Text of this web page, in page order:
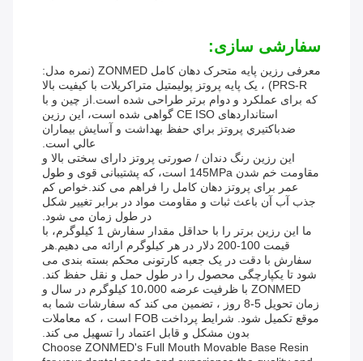
سفارشی سازی:
معرفی رزین پایه متحرک دهان کامل ZONMED (نمره مدل:
PRS-R) ، یک پایه پروتز پولیمتیل متراکریلات با کیفیت بالا
که برای عملکرد و دوام برتر طراحی شده است.از چین و با
استانداردهای CE ISO گواهی شده است، اين رزين
ضدباکتيري پروتز براي حفظ بهداشت و آسايش بيماران
عالي است.
این رزین رنگ دندان / صورتی پروتز دارای سختی بالا و
مقاومت خم شدن 145MPa است، که پشتیبانی قوی و طول
عمر برای پروتز دهان کامل را فراهم می کند.خواص کم
جذب آب آن باعث ثبات و مقاومت مواد در برابر تغییر شکل
در طول زمان می شود.
ما این رزین برتر را با حداقل مقدار سفارش 1 کیلوگرم، با
قیمت 100-200 دلار در هر کیلوگرم ارائه می دهیم.هر
سفارش با دقت در یک جعبه کارتونی محکم بسته بندی می
شود تا یکپارچگی محصول را در طول حمل و نقل حفظ کند.
ZONMED با ظرفیت عرضه 10،000 کیلوگرم در سال و
زمان تحویل 5-8 روز ، تضمین می کند که سفارشات شما به
موقع تکمیل شود. شرایط پرداخت FOB است ، که معاملات
بدون مشکل و قابل اعتماد را تسهیل می کند.
Choose ZONMED's Full Mouth Movable Base Resin